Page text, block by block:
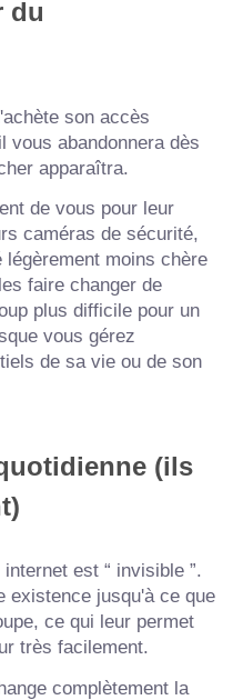
du
son accès
vous abandonnera dès
apparaîtra.
de vous pour leur
caméras de sécurité,
moins chère
faire changer de
plus difficile pour un
vous gérez
de sa vie ou de son
(ils
est “ invisible ”.
existence jusqu'à ce que
ce qui leur permet
très facilement.
complètement la